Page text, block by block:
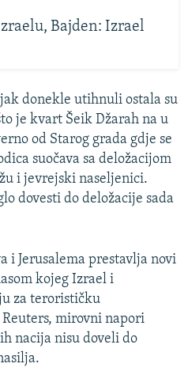
Bajden: Izrael
donekle utihnuli ostala su
je kvart Šeik Džarah na u
od Starog grada gdje se
suočava sa deložacijom
i jevrejski naseljenici.
dovesti do deložacije sada
i Jerusalema prestavlja novi
kojeg Izrael i
za terorističku
mirovni napori
nacija nisu doveli do